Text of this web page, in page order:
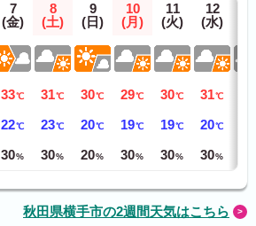
7
(金)
33℃
22℃
30%
8
(土)
31℃
23℃
30%
9
(日)
30℃
20℃
20%
10
(月)
29℃
19℃
30%
11
(火)
30℃
19℃
30%
12
(水)
31℃
20℃
30%
秋田県横手市の2週間天気はこちら